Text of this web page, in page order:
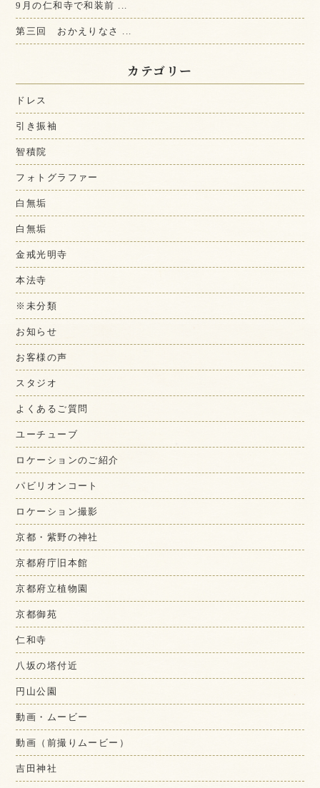
9月の仁和寺で和装前 ...
第三回 おかえりなさ ...
カテゴリー
ドレス
引き振袖
智積院
フォトグラファー
白無垢
白無垢
金戒光明寺
本法寺
※未分類
お知らせ
お客様の声
スタジオ
よくあるご質問
ユーチューブ
ロケーションのご紹介
パビリオンコート
ロケーション撮影
京都・紫野の神社
京都府庁旧本館
京都府立植物園
京都御苑
仁和寺
八坂の塔付近
円山公園
動画・ムービー
動画（前撮りムービー）
吉田神社